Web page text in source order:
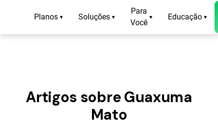
Planos ▾ Soluções ▾
Para
Você
▾ Educação ▾
Artigos sobre Guaxuma
Mato